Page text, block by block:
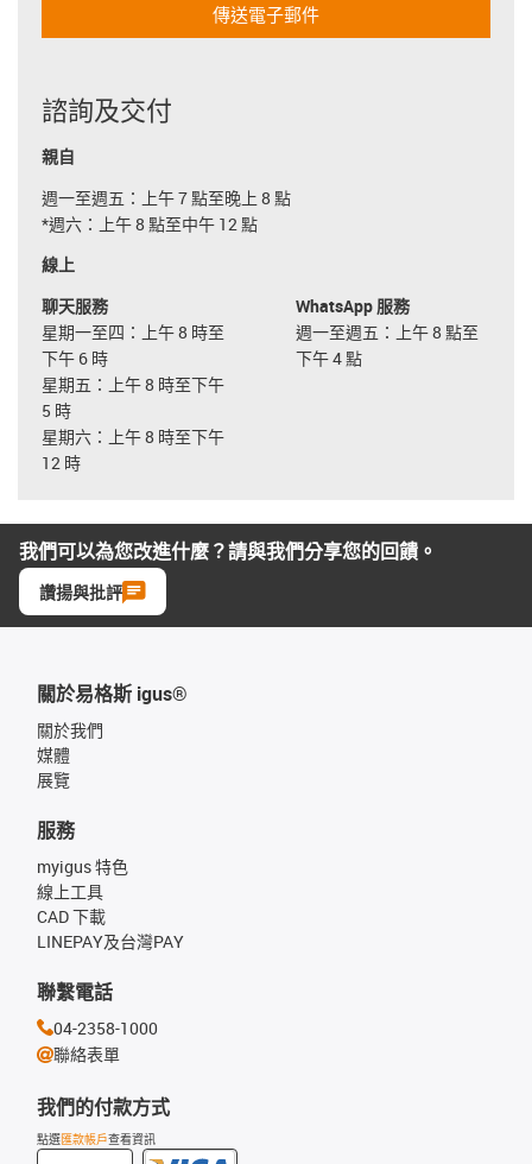
傳送電子郵件
諮詢及交付
親自
週一至週五：上午 7 點至晚上 8 點
*週六：上午 8 點至中午 12 點
線上
聊天服務
星期一至四：上午 8 時至
下午 6 時
星期五：上午 8 時至下午
5 時
星期六：上午 8 時至下午
12 時
WhatsApp 服務
週一至週五：上午 8 點至
下午 4 點
我們可以為您改進什麼？請與我們分享您的回饋。
讚揚與批評
關於易格斯 igus®
關於我們
媒體
展覽
我們的付款方式
點選匯款帳戶查看資訊
服務
myigus 特色
線上工具
CAD 下載
LINEPAY及台灣PAY
聯繫電話
04-2358-1000
聯絡表單